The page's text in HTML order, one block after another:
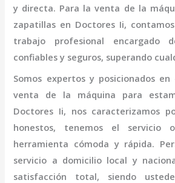
y directa. Para la venta de la
zapatillas en Doctores Ii,
trabajo profesional encargado
confiables y seguros, superando
Somos expertos y posicionados
venta de la máquina para
Doctores Ii, nos caracterizamos
honestos, tenemos el servicio
herramienta cómoda y rápida.
servicio a domicilio local y
satisfacción total, siendo